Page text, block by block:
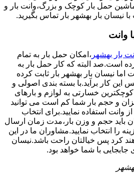
حمل بار کوچک و بزرگ،وانت بار و
نیسان بار بهشهر بار تماس بگیرید.
وانت
بار بهشهر ،امکان حمل بار به تمام
است.صد البته که کار حمل بار به
نیسان بار بهشهر بار ثابت کرده
این کار برآید.با بسته بندی اصولی و
خسارتی به لوازم و بارهای
و حجم بار شما کم است می توانید
وانت استفاده نمایید.برای انتخاب
باید حجم و وزن بار،مدت زمان ارسال
را انتخاب نمایید.مشاوران ما در این
کرد پس خیالتان راحت باشد.نیسان
جابجایی با شما خواهد بود.